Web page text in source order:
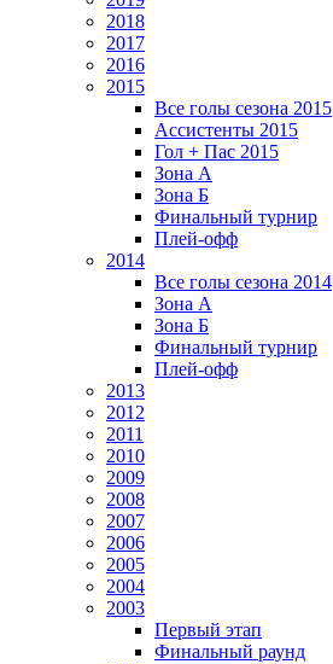
2018
2017
2016
2015
Все голы сезона 2015
Ассистенты 2015
Гол + Пас 2015
Зона А
Зона Б
Финальный турнир
Плей-офф
2014
Все голы сезона 2014
Зона А
Зона Б
Финальный турнир
Плей-офф
2013
2012
2011
2010
2009
2008
2007
2006
2005
2004
2003
Первый этап
Финальный раунд